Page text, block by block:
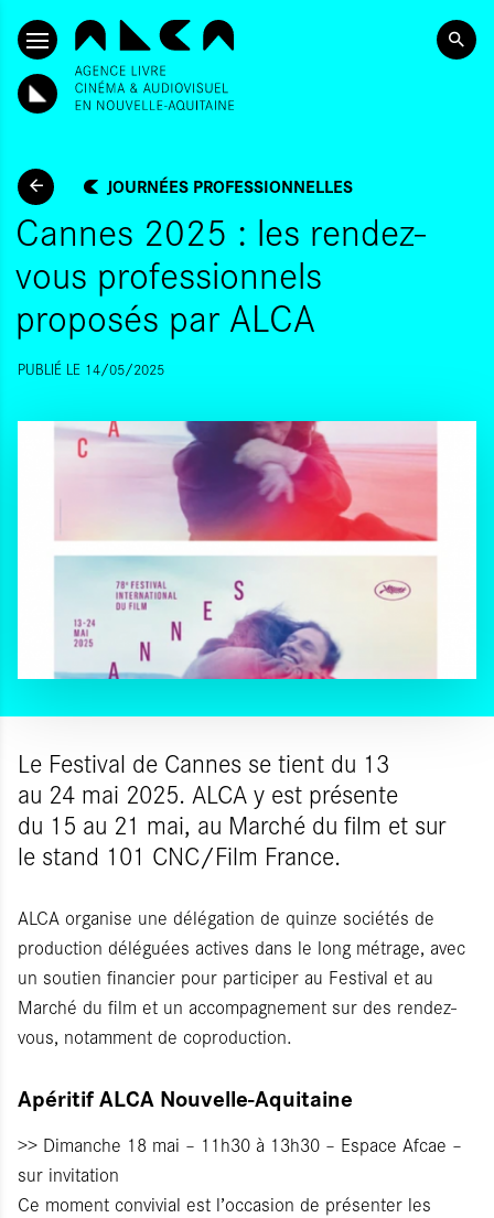
ALLER AU CONTENU PRINCIPAL
JOURNÉES PROFESSIONNELLES
Cannes 2025 : les rendez-
vous professionnels
proposés par ALCA
PUBLIÉ LE 14/05/2025
Le Festival de Cannes se tient du 13
au 24 mai 2025. ALCA y est présente
du 15 au 21 mai, au Marché du film et sur
le stand 101 CNC/Film France.
ALCA organise une délégation de quinze sociétés de
production déléguées actives dans le long métrage, avec
un soutien financier pour participer au Festival et au
Marché du film et un accompagnement sur des rendez-
vous, notamment de coproduction.
Apéritif ALCA Nouvelle-Aquitaine
>> Dimanche 18 mai – 11h30 à 13h30 – Espace Afcae –
sur invitation
Ce moment convivial est l’occasion de présenter les